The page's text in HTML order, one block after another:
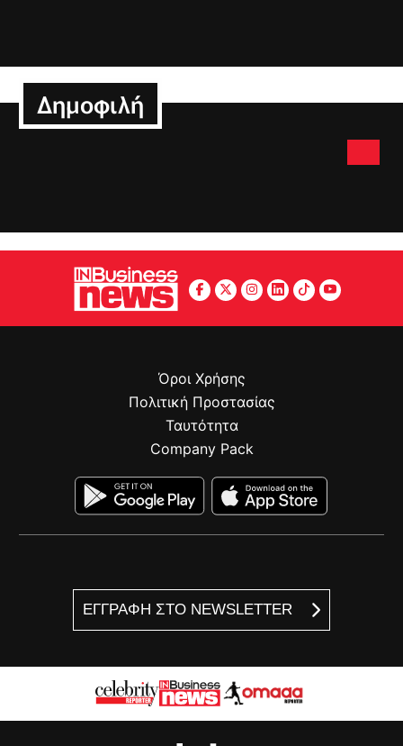
Δημοφιλή
ΕΓΓΡΑΦΗ ΣΤΟ NEWSLETTER
Όροι Χρήσης
Πολιτική Προστασίας
Ταυτότητα
Company Pack